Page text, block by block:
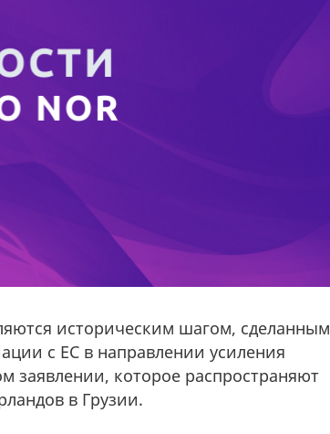
историческим шагом, сделанным
с ЕС в направлении усиления
заявлении, которое распространяют
в Грузии.